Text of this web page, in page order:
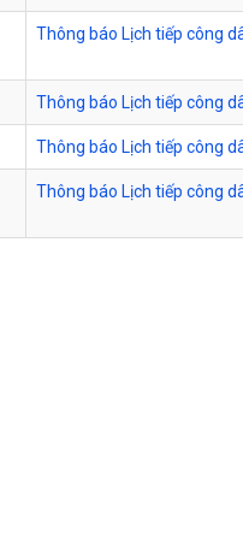
Thông báo Lịch tiếp công
Thông báo Lịch tiếp công
Thông báo Lịch tiếp công
Thông báo Lịch tiếp công